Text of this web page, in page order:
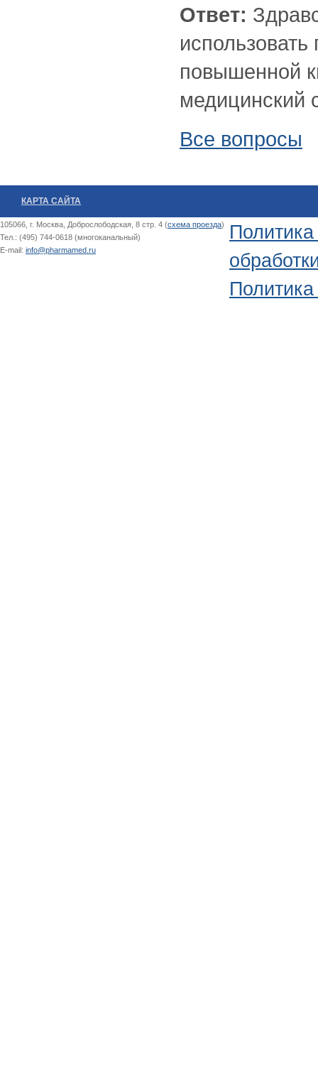
Ответ:
использовать
повышенной
медицинский
Все вопросы
КАРТА САЙТА
105066, г. Москва, Доброслободская, 8 стр. 4 (схема проезда)
Тел.: (495) 744-0618 (многоканальный)
E-mail: info@pharmamed.ru